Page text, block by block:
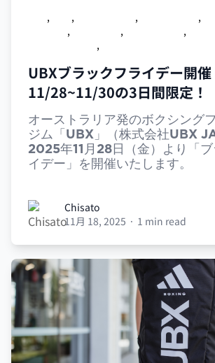
, , , ,
, , ,
,
UBXブラックフライデー開催
11/28~11/30の3日間限定！
オーストラリア発のボクシング
ジム「UBX」（株式会社UBX
2025年11月28日（金）より「ブ
イデー」を開催いたします。
ChisatoChisato
11月 18, 2025 · 1 min read